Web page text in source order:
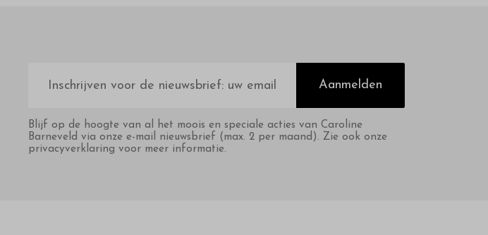
mailadres
Aanmelden
Blijf op de hoogte van al het moois en speciale acties van Caroline
Barneveld via onze e-mail nieuwsbrief (max. 2 per maand). Zie ook onze
privacyverklaring voor meer informatie.